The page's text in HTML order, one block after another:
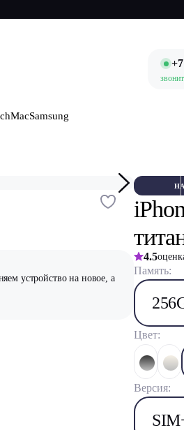
MacSamsung
устройство на новое, а
4.5
Память:
Цвет:
Версия: